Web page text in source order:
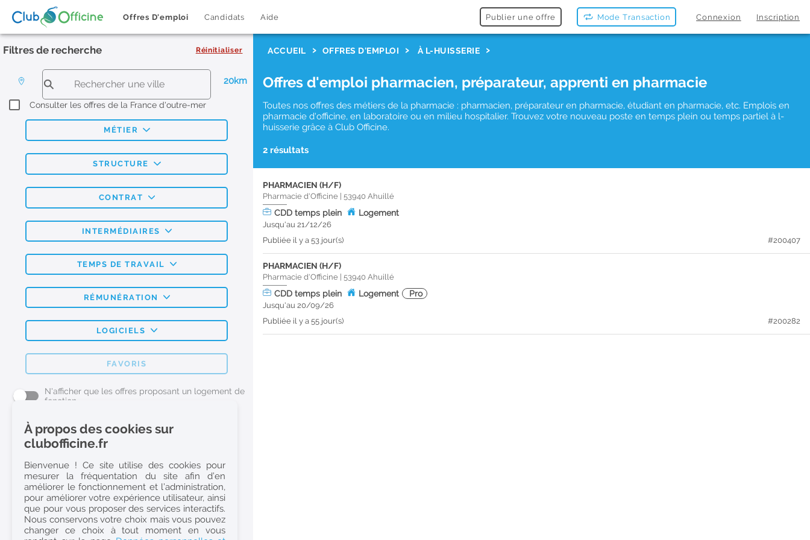
Offres D'emploi Candidats Aide Publier une offre Mode Transaction Connexion Inscription
Filtres de recherche Réinitialiser
20km
Consulter les offres de la France d'outre-mer
MÉTIER
STRUCTURE
CONTRAT
INTERMÉDIAIRES
TEMPS DE TRAVAIL
RÉMUNÉRATION
LOGICIELS
FAVORIS
N'afficher que les offres proposant un logement de
fonction
L'emploi Pharmacie par métier
Pharmacien (H/F)
Préparateur en Pharmacie (H/F)
Etudiant en Pharmacie (H/F)
Etudiant en Pharmacie 6e année validée (H/F)
Conseiller Dermo Cosmetique - Esthéticienne (H/F)
ACCUEIL OFFRES D'EMPLOI À L-HUISSERIE
Offres d'emploi pharmacien, préparateur, apprenti en pharmacie
Toutes nos offres des métiers de la pharmacie : pharmacien, préparateur en pharmacie, étudiant en pharmacie, etc. Emplois en
pharmacie d'officine, en laboratoire ou en milieu hospitalier. Trouvez votre nouveau poste en temps plein ou temps partiel à l-
huisserie grâce à Club Officine.
2 résultats
PHARMACIEN (H/F)
Pharmacie d'Officine |53940Ahuillé
CDDtemps plein Logement
Jusqu'au 21/12/26
Publiée il y a 53 jour(s)
#200407
PHARMACIEN (H/F)
Pharmacie d'Officine |53940Ahuillé
CDDtemps plein Logement Pro
Jusqu'au 20/09/26
Publiée il y a 55 jour(s)
#200282
À propos des cookies sur
clubofficine.fr
Bienvenue ! Ce site utilise des cookies pour
mesurer la fréquentation du site afin d’en
améliorer le fonctionnement et l’administration,
pour améliorer votre expérience utilisateur, ainsi
que pour vous proposer des services interactifs.
Nous conservons votre choix mais vous pouvez
changer ce choix à tout moment en vous